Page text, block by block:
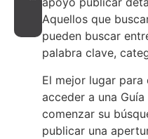
Aquellos que
pueden buscar
palabra clave,
El mejor lugar para
acceder a una
comenzar su
publicar una